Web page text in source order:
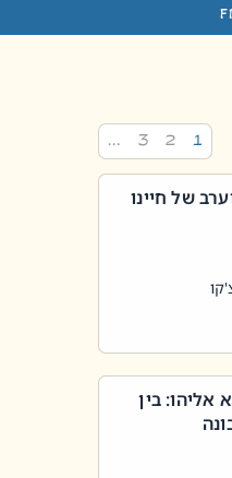
1
2
3
…
של חיינו
בין